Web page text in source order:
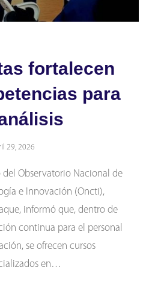
fortalecen
para
29, 2026
Observatorio Nacional de
e Innovación (Oncti),
informó que, dentro de
continua para el personal
se ofrecen cursos
en…